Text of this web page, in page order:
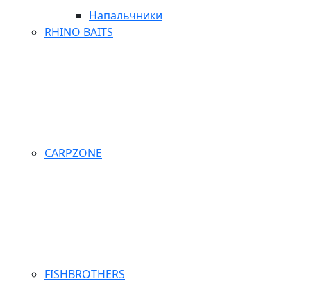
Напальчники
RHINO BAITS
CARPZONE
FISHBROTHERS